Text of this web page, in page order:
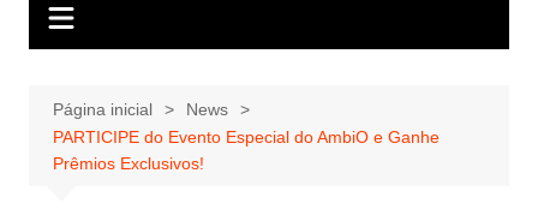
Página inicial
News
PARTICIPE do Evento Especial do AmbiO e Ganhe
Prêmios Exclusivos!